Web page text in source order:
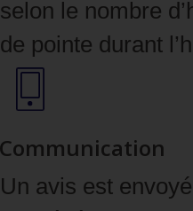
selon le nombre
de pointe durant
Communication
Un avis est